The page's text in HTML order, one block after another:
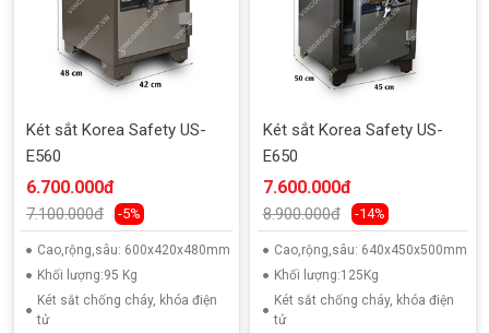
Két sắt Korea Safety US-
E560
6.700.000đ
7.100.000đ -5%
Cao,rộng,sâu: 600x420x480mm
Khối lượng:95 Kg
Két sắt chống cháy, khóa điện
tử
Két sắt Korea Safety US-
E650
7.600.000đ
8.900.000đ -14%
Cao,rộng,sâu: 640x450x500mm
Khối lượng:125Kg
Két sắt chống cháy, khóa điện
tử